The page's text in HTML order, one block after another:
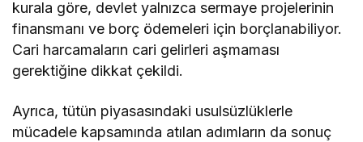
kurala göre, devlet yalnızca sermaye projelerinin
finansmanı ve borç ödemeleri için borçlanabiliyor.
Cari harcamaların cari gelirleri aşmaması
gerektiğine dikkat çekildi.
Ayrıca, tütün piyasasındaki usulsüzlüklerle
mücadele kapsamında atılan adımların da sonuç